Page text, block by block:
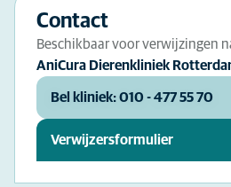
Contact
Beschikbaar voor verwijzingen
AniCura Dierenkliniek
Bel kliniek: 010 - 477 55 70
Verwijzersformulier